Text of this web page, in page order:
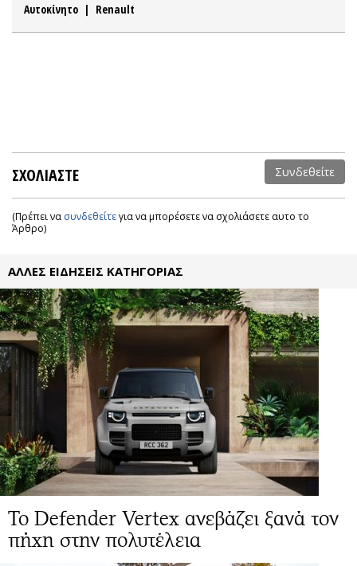
Αυτοκίνητο | Renault
ΣΧΟΛΙΑΣΤΕ Συνδεθείτε
(Πρέπει να συνδεθείτεγια να μπορέσετε να σχολιάσετε αυτο το
Άρθρο)
ΑΛΛΕΣ ΕΙΔΗΣΕΙΣ ΚΑΤΗΓΟΡΙΑΣ
Το Defender Vertex ανεβάζει ξανά τον
πήχη στην πολυτέλεια